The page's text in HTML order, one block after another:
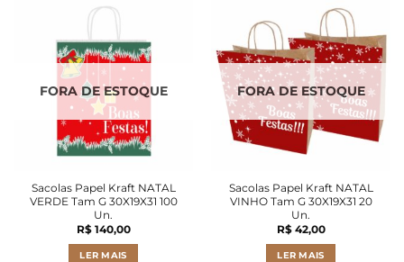
FORA DE ESTOQUE
Sacolas Papel Kraft NATAL
VERDE Tam G 30X19X31 100
Un.
R$140,00
LER MAIS
FORA DE ESTOQUE
Sacolas Papel Kraft NATAL
VINHO Tam G 30X19X31 20
Un.
R$42,00
LER MAIS